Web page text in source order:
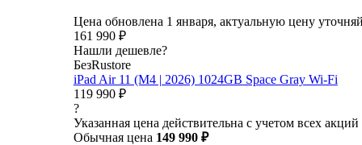
Цена обновлена 1 января, актуальную цену
161 990 ₽
Нашли дешевле?
БезRustore
iPad Air 11 (M4 | 2026) 1024GB Space Gray Wi-Fi
119 990 ₽
?
Указанная цена действительна с учетом всех акций
Обычная цена 149 990 ₽